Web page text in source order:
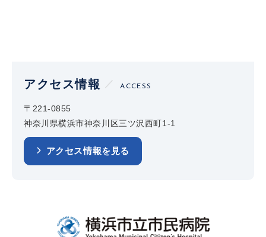
アクセス情報 ACCESS
〒221-0855
神奈川県横浜市神奈川区三ツ沢西町1-1
アクセス情報を見る